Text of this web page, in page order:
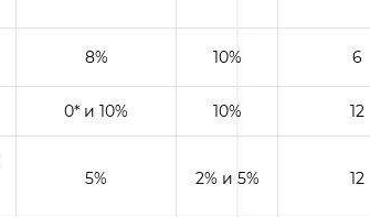
8% 10% 6
0* и 10% 10% 12
5% 2% и 5% 12